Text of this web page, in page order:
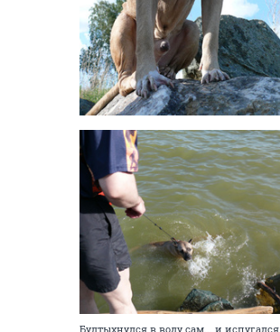
Бултыхнулся в воду сам... и испугался